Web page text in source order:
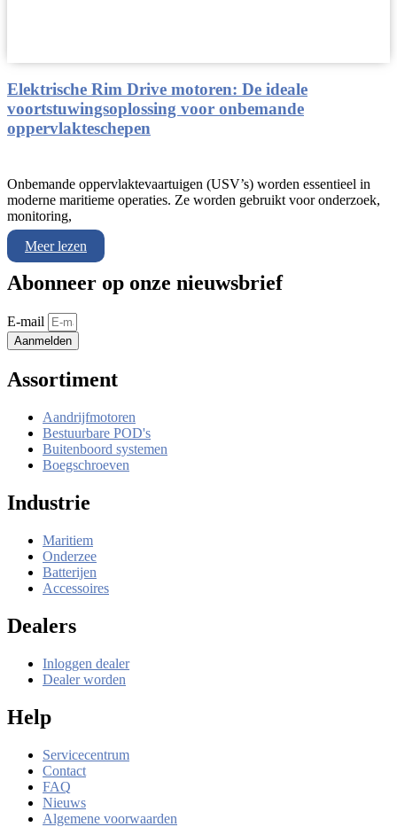
Elektrische Rim Drive motoren: De ideale
voortstuwingsoplossing voor onbemande
oppervlakteschepen
Onbemande oppervlaktevaartuigen (USV’s) worden essentieel in
moderne maritieme operaties. Ze worden gebruikt voor onderzoek,
monitoring,
Meer lezen
Abonneer op onze nieuwsbrief
E-mail
Aanmelden
Assortiment
Aandrijfmotoren
Bestuurbare POD's
Buitenboord systemen
Boegschroeven
Industrie
Maritiem
Onderzee
Batterijen
Accessoires
Dealers
Inloggen dealer
Dealer worden
Help
Servicecentrum
Contact
FAQ
Nieuws
Algemene voorwaarden